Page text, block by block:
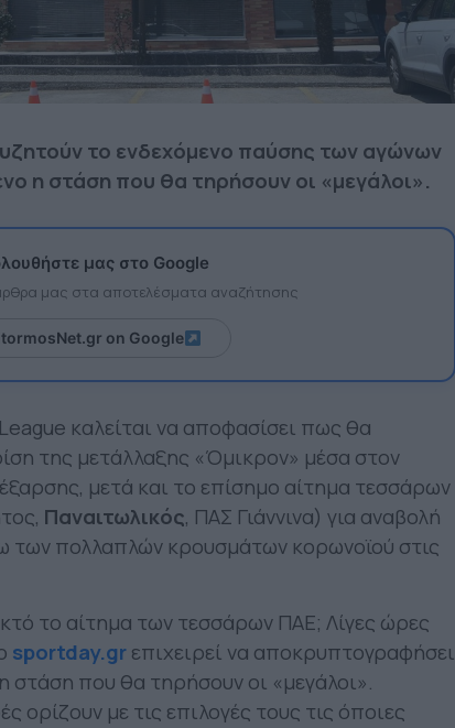
το ενδεχόμενο παύσης των αγώνων
η στάση που θα τηρήσουν οι «μεγάλοι».
μας στο Google
μας στα αποτελέσματα αναζήτησης
on Google
καλείται να αποφασίσει πως θα
της μετάλλαξης «Όμικρον» μέσα στον
μετά και το επίσημο αίτημα τεσσάρων
Παναιτωλικός, ΠΑΣ Γιάννινα) για αναβολή
των πολλαπλών κρουσμάτων κορωνοϊού στις
το αίτημα των τεσσάρων ΠΑΕ; Λίγες ώρες
sportday.grεπιχειρεί να αποκρυπτογραφήσει
στάση που θα τηρήσουν οι «μεγάλοι».
ορίζουν με τις επιλογές τους τις όποιες